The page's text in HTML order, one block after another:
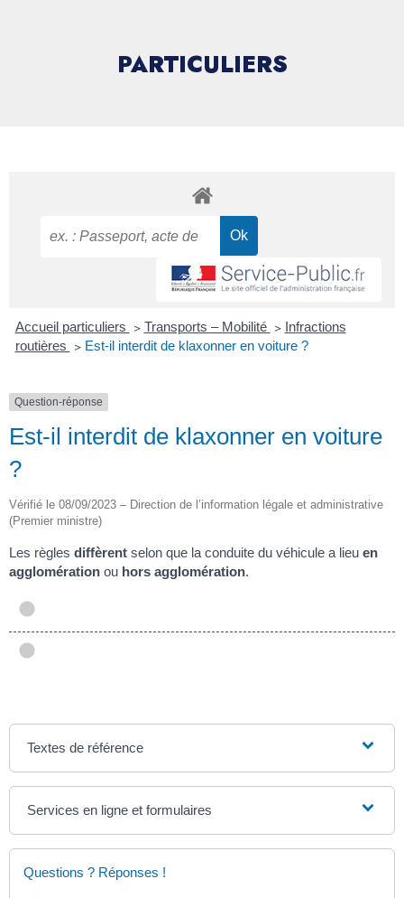
PARTICULIERS
Accueil particuliers > Transports – Mobilité > Infractions
routières > Est-il interdit de klaxonner en voiture ?
Question-réponse
Est-il interdit de klaxonner en voiture
?
Vérifié le 08/09/2023 – Direction de l’information légale et administrative
(Premier ministre)
Les règles diffèrent selon que la conduite du véhicule a lieu en
agglomération ou hors agglomération.
Textes de référence
Services en ligne et formulaires
Questions ? Réponses !